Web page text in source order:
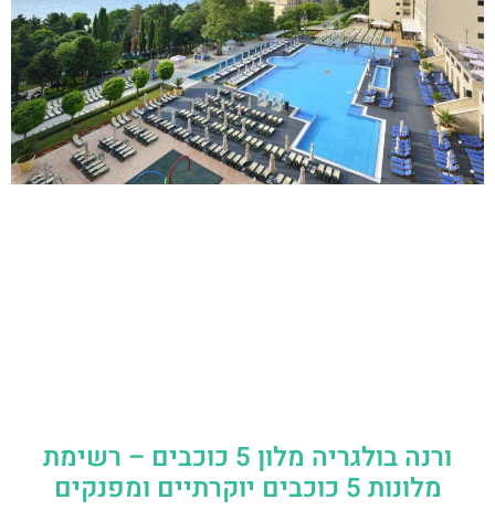
ורנה בולגריה מלון 5 כוכבים – רשימת
מלונות 5 כוכבים יוקרתיים ומפנקים